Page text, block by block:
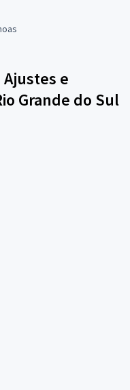
e
Grande do Sul